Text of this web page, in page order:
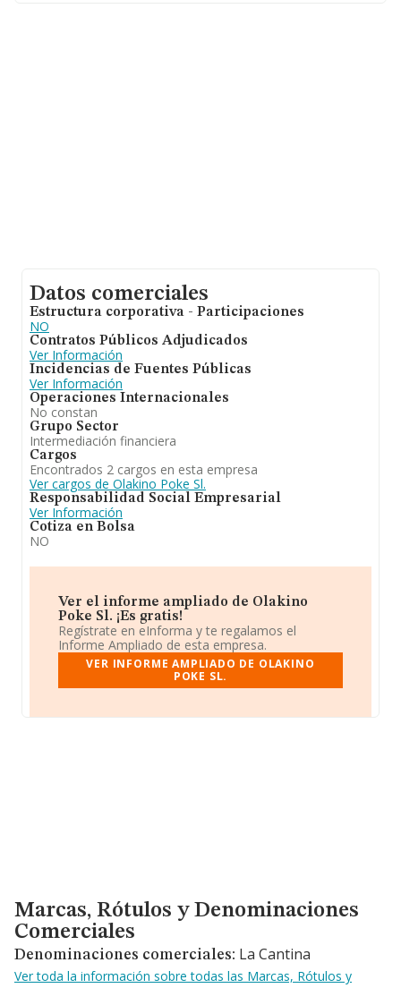
Datos comerciales
Estructura corporativa - Participaciones
NO
Contratos Públicos Adjudicados
Ver Información
Incidencias de Fuentes Públicas
Ver Información
Operaciones Internacionales
No constan
Grupo Sector
Intermediación financiera
Cargos
Encontrados 2 cargos en esta empresa
Ver cargos de Olakino Poke Sl.
Responsabilidad Social Empresarial
Ver Información
Cotiza en Bolsa
NO
Ver el informe ampliado de Olakino
Poke Sl. ¡Es gratis!
Regístrate en eInforma y te regalamos el
Informe Ampliado de esta empresa.
VER INFORME AMPLIADO DE OLAKINO
POKE SL.
Marcas, Rótulos y Denominaciones Comerciales
Marcas, Rótulos y Denominaciones
Comerciales
Denominaciones comerciales: La Cantina
Ver toda la información sobre todas las Marcas, Rótulos y